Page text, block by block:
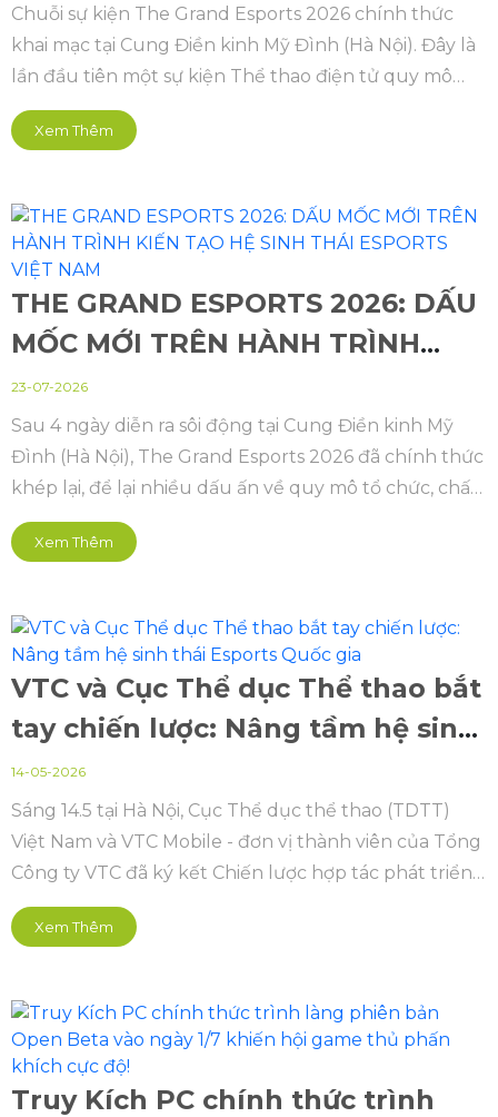
Việt Nam phát triển, chuyên
nghiệp và bền vững
Chuỗi sự kiện The Grand Esports 2026 chính thức
khai mạc tại Cung Điền kinh Mỹ Đình (Hà Nội). Đây là
lần đầu tiên một sự kiện Thể thao điện tử quy mô
quốc gia và khu vực cũng như châu lục, được tổ
chức bài bản hoành tráng mở ra kỷ nguyên mới theo
Xem Thêm
THE GRAND ESPORTS 2026: DẤU
MỐC MỚI TRÊN HÀNH TRÌNH
KIẾN TẠO HỆ SINH THÁI
ESPORTS VIỆT NAM
23-07-2026
Sau 4 ngày diễn ra sôi động tại Cung Điền kinh Mỹ
Đình (Hà Nội), The Grand Esports 2026 đã chính thức
khép lại, để lại nhiều dấu ấn về quy mô tổ chức, chất
lượng chuyên môn và sức lan tỏa đối với cộng đồng
Thể thao điện tử Việt Nam.
Xem Thêm
VTC và Cục Thể dục Thể thao bắt
tay chiến lược: Nâng tầm hệ sinh
thái Esports Quốc gia
14-05-2026
Sáng 14.5 tại Hà Nội, Cục Thể dục thể thao (TDTT)
Việt Nam và VTC Mobile - đơn vị thành viên của Tổng
Công ty VTC đã ký kết Chiến lược hợp tác phát triển
thể thao điện tử (Esports) quốc gia giai đoạn 2026 -
2030, mở ra kỳ vọng về một hướng đi bài bản,
trong nước.
Xem Thêm
Truy Kích PC chính thức trình